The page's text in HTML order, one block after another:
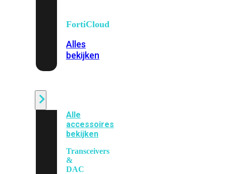
FortiCloud
Alles
bekijken
Alle
accessoires
bekijken
Transceivers
&
DAC